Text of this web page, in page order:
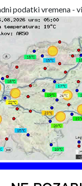
podatki vremena -